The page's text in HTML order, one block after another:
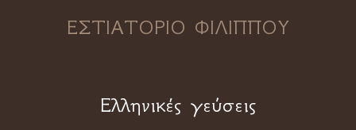
ΕΣΤΙΑΤΟΡΙΟ ΦΙΛΙΠΠΟΥ
Ελληνικές γεύσεις